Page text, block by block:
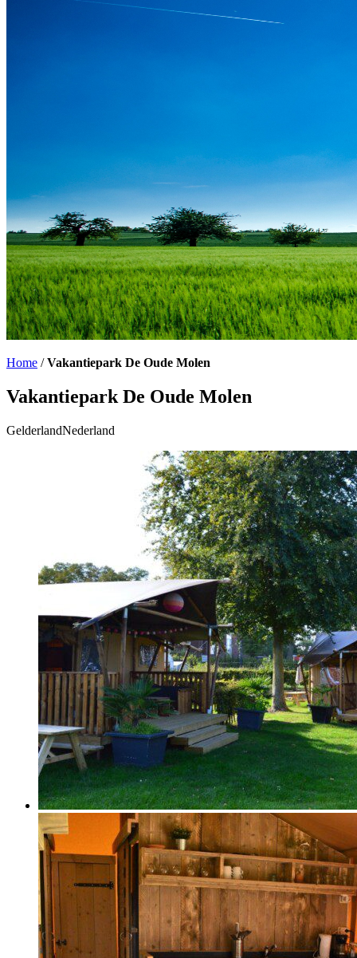
Home /Vakantiepark De Oude Molen
Vakantiepark De Oude Molen
GelderlandNederland